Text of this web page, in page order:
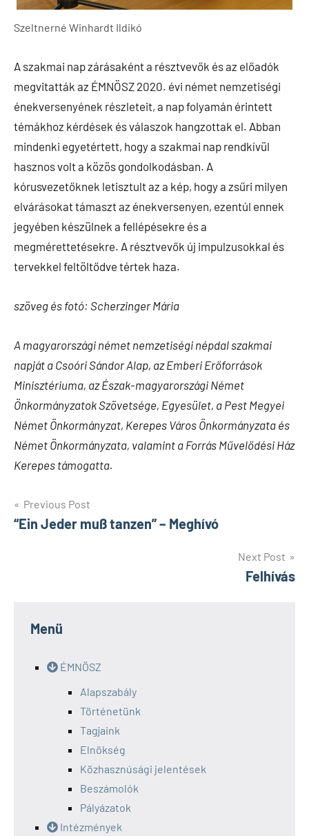
Szeltnerné Winhardt Ildikó
A szakmai nap zárásaként a résztvevők és az előadók
megvitatták az ÉMNÖSZ 2020. évi német nemzetiségi
énekversenyének részleteit, a nap folyamán érintett
témákhoz kérdések és válaszok hangzottak el. Abban
mindenki egyetértett, hogy a szakmai nap rendkívül
hasznos volt a közös gondolkodásban. A
kórusvezetőknek letisztult az a kép, hogy a zsűri milyen
elvárásokat támaszt az énekversenyen, ezentúl ennek
jegyében készülnek a fellépésekre és a
megmérettetésekre. A résztvevők új impulzusokkal és
tervekkel feltöltődve tértek haza.
szöveg és fotó: Scherzinger Mária
A magyarországi német nemzetiségi népdal szakmai
napját a Csoóri Sándor Alap, az Emberi Erőforrások
Minisztériuma, az Észak-magyarországi Német
Önkormányzatok Szövetsége, Egyesület, a Pest Megyei
Német Önkormányzat, Kerepes Város Önkormányzata és
Német Önkormányzata, valamint a Forrás Művelődési Ház
Kerepes támogatta.
Bejegyzés
navigáció
Previous Post
“Ein Jeder muß tanzen” – Meghívó
Next Post
Felhívás
Menü
ÉMNÖSZ
Alapszabály
Történetünk
Tagjaink
Elnökség
Közhasznúsági jelentések
Beszámolók
Pályázatok
Intézmények